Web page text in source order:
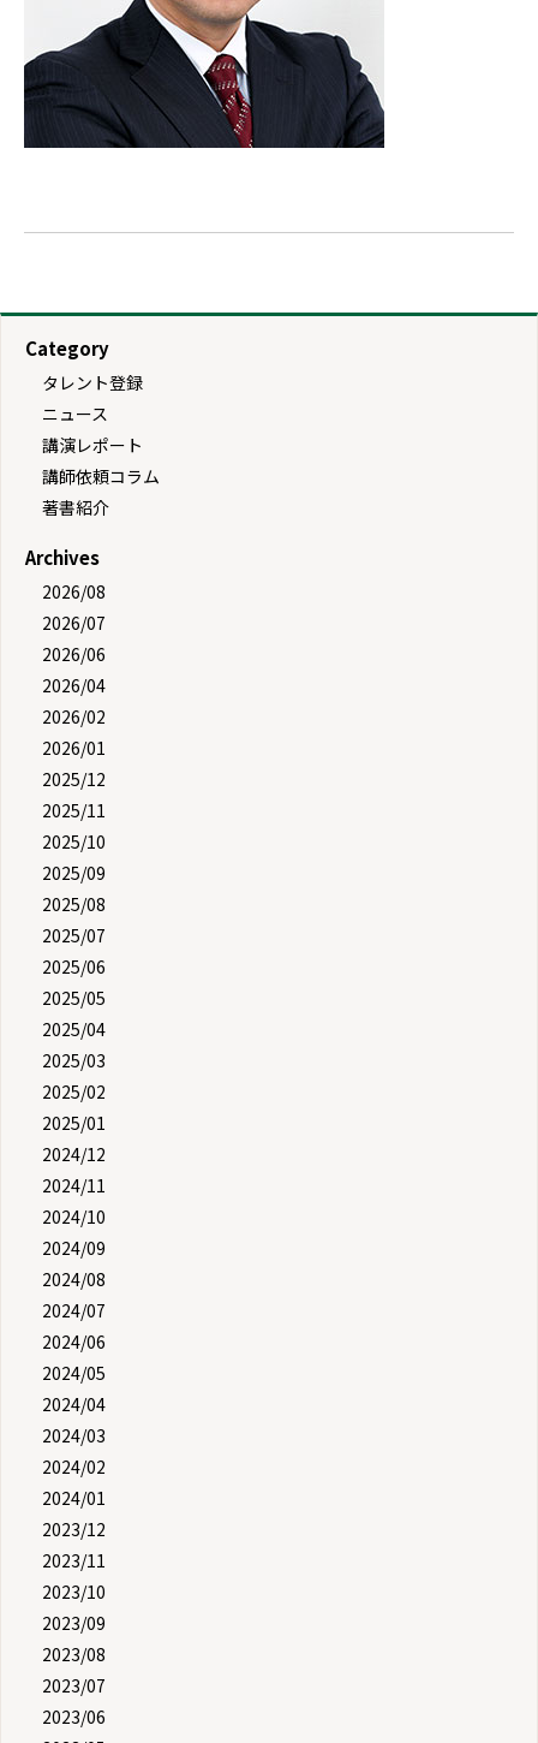
Category
タレント登録
ニュース
講演レポート
講師依頼コラム
著書紹介
Archives
2026/08
2026/07
2026/06
2026/04
2026/02
2026/01
2025/12
2025/11
2025/10
2025/09
2025/08
2025/07
2025/06
2025/05
2025/04
2025/03
2025/02
2025/01
2024/12
2024/11
2024/10
2024/09
2024/08
2024/07
2024/06
2024/05
2024/04
2024/03
2024/02
2024/01
2023/12
2023/11
2023/10
2023/09
2023/08
2023/07
2023/06